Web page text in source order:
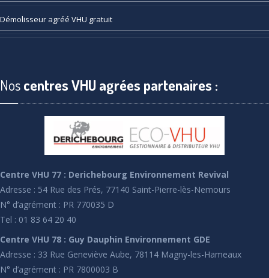
Démolisseur agréé VHU gratuit
Noscentres VHU agrées partenaires :
Centre VHU 77 : Derichebourg Environnement Revival
Adresse : 54 Rue des Prés, 77140 Saint-Pierre-lès-Nemours
N° d’agrément : PR 770035 D
Tel : 01 83 64 20 40
Centre VHU 78 : Guy Dauphin Environnement GDE
Adresse : 33 Rue Geneviève Aube, 78114 Magny-les-Hameaux
N° d’agrément : PR 7800003 B